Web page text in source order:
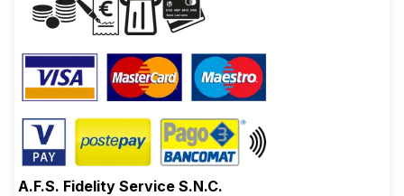
A.F.S. Fidelity Service S.N.C.